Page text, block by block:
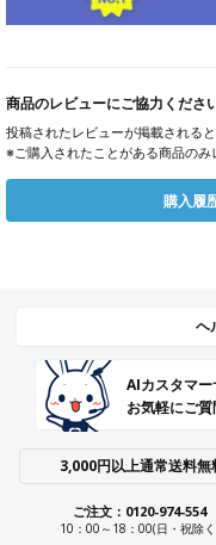
商品のレビューにご協力ください
投稿されたレビューが掲載される
※ご購入されたことがある商品のみ
購入履
ヘ
AIカスタマー
お気軽にご質
3,000円以上通常送料無
ご注文：0120-974-554
10：00～18：00(日・祝除